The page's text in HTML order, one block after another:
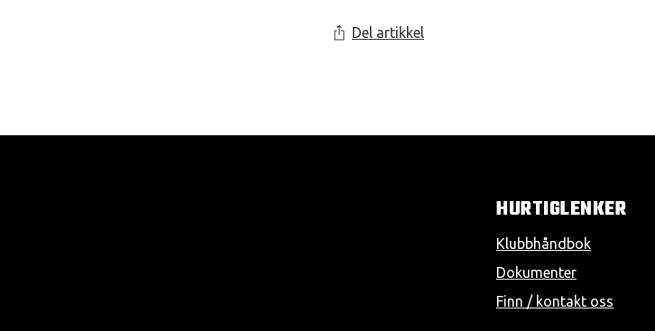
Del artikkel
HURTIGLENKER
Klubbhåndbok
Dokumenter
Finn / kontakt oss